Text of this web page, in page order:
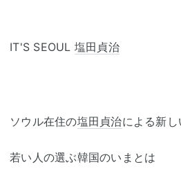
IT'S SEOUL 塩田貞治
ソウル在住の塩田貞治による新
若い人の選ぶ韓国のいまとは